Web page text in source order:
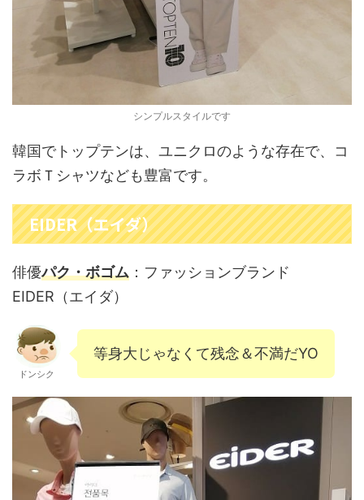
シンプルスタイルです
韓国でトップテンは、ユニクロのような存在で、コ
ラボＴシャツなども豊富です。
EIDER（エイダ）
俳優パク・ボゴム ：ファッションブランド
EIDER（エイダ）
ドンシク
等身大じゃなくて残念＆不満だYO